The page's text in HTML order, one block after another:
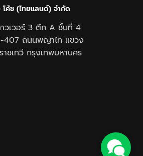
ค้ช (ไทยแลนด์) จำกัด
วเวอร์ 3 ตึก A ชั้นที่ 4
407 ถนนพญาไท แขวง
ชเทวี กรุงเทพมหานคร